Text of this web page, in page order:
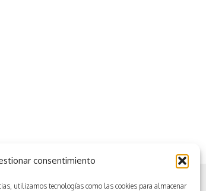
consentimiento
utilizamos tecnologías como las cookies para almacenar